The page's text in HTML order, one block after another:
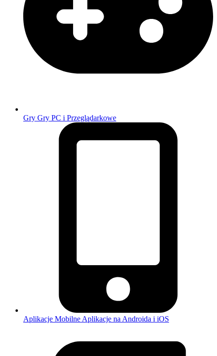
Gry Gry PC i Przeglądarkowe
Aplikacje Mobilne Aplikacje na Androida i iOS